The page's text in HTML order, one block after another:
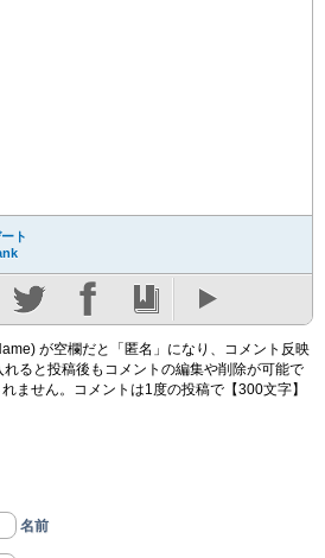
ト
が空欄だと「匿名」になり、コメント反映
ると投稿後もコメントの編集や削除が可能で
ません。コメントは1度の投稿で【300文字】
名前